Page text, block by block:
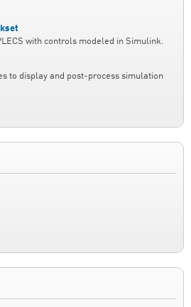
with controls modeled in Simulink.
to display and post-process simulation